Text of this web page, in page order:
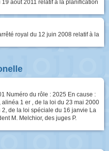
août 2011 relatif à la planification
royal du 12 juin 2008 relatif à la
Numéro du rôle : 2025 En cause :
1 er , de la loi du 23 mai 2000
de la loi spéciale du 16 janvie La
M. Melchior, des juges P.